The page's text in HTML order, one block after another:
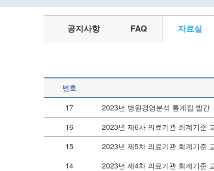
공지사항 FAQ 자료실
번호
17
2023년 병원경영분석 통계집 발간
16
2023년 제6차 의료기관 회계기준
15
2023년 제5차 의료기관 회계기준
14
2023년 제4차 의료기관 회계기준